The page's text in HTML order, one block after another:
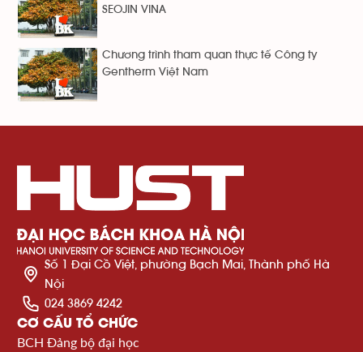
SEOJIN VINA
Chương trình tham quan thực tế Công ty
Gentherm Việt Nam
Số 1 Đại Cồ Việt, phường Bạch Mai, Thành phố Hà
Nội
024 3869 4242
CƠ CẤU TỔ CHỨC
BCH Đảng bộ đại học